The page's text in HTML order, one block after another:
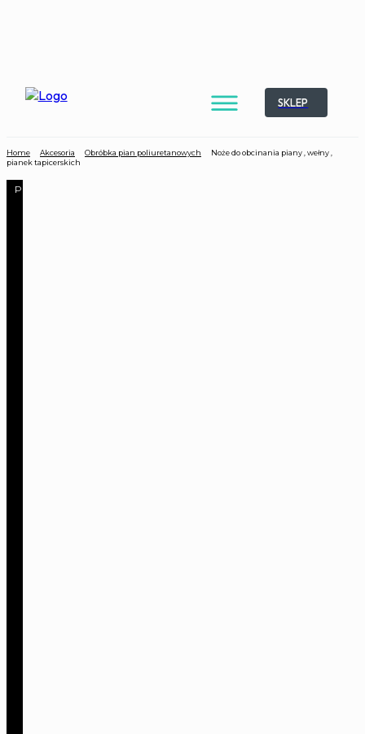
SKLEP
Home Akcesoria Obróbka pian poliuretanowych
Noże do obcinania piany , wełny ,
pianek tapicerskich
Promocja!